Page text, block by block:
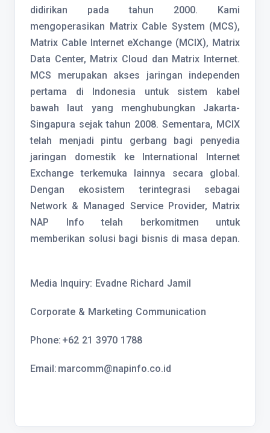
didirikan pada tahun 2000. Kami
mengoperasikan Matrix Cable System (MCS),
Matrix Cable Internet eXchange (MCIX), Matrix
Data Center, Matrix Cloud dan Matrix Internet.
MCS merupakan akses jaringan independen
pertama di Indonesia untuk sistem kabel
bawah laut yang menghubungkan Jakarta-
Singapura sejak tahun 2008. Sementara, MCIX
telah menjadi pintu gerbang bagi penyedia
jaringan domestik ke International Internet
Exchange terkemuka lainnya secara global.
Dengan ekosistem terintegrasi sebagai
Network & Managed Service Provider, Matrix
NAP Info telah berkomitmen untuk
memberikan solusi bagi bisnis di masa depan.
Media Inquiry: Evadne Richard Jamil
Corporate & Marketing Communication
Phone: +62 21 3970 1788
Email: marcomm@napinfo.co.id